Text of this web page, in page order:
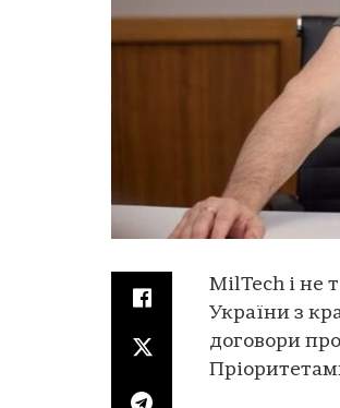
MilTech і не
України з
договори